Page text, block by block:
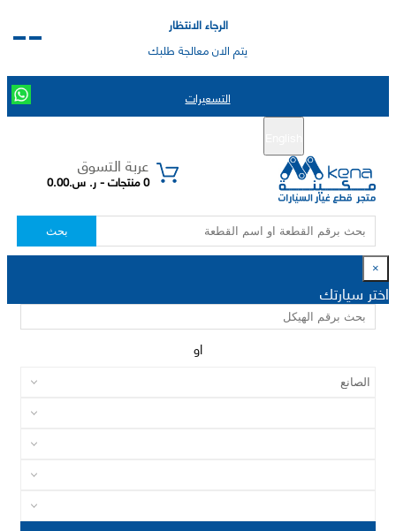
الرجاء الانتظار
يتم الان معالجة طلبك
التسعيرات
عربة التسوق
0 منتجات - ر. س.0.00
بحث
×
اختر سيارتك
او